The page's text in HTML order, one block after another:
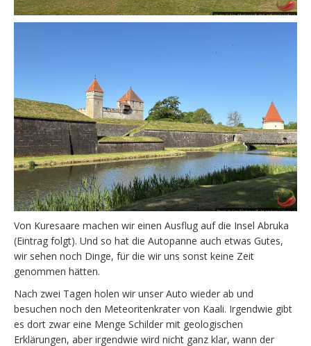
Von Kuresaare machen wir einen Ausflug auf die Insel Abruka
(Eintrag folgt). Und so hat die Autopanne auch etwas Gutes,
wir sehen noch Dinge, für die wir uns sonst keine Zeit
genommen hätten.
Nach zwei Tagen holen wir unser Auto wieder ab und
besuchen noch den Meteoritenkrater von Kaali. Irgendwie gibt
es dort zwar eine Menge Schilder mit geologischen
Erklärungen, aber irgendwie wird nicht ganz klar, wann der